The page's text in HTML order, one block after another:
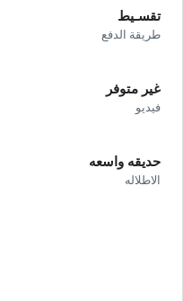
تقسـيط
طريقة الدفع
غير متوفر
فيديو
حديقه واسعه
الاطلاله